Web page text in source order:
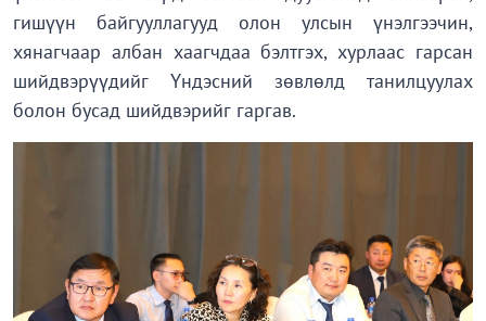
гишүүн байгууллагууд олон улсын үнэлгээчин,
хянагчаар албан хаагчдаа бэлтгэх, хурлаас гарсан
шийдвэрүүдийг Үндэсний зөвлөлд танилцуулах
болон бусад шийдвэрийг гаргав.